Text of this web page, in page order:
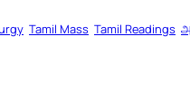
Tamil Mass Tamil Readings